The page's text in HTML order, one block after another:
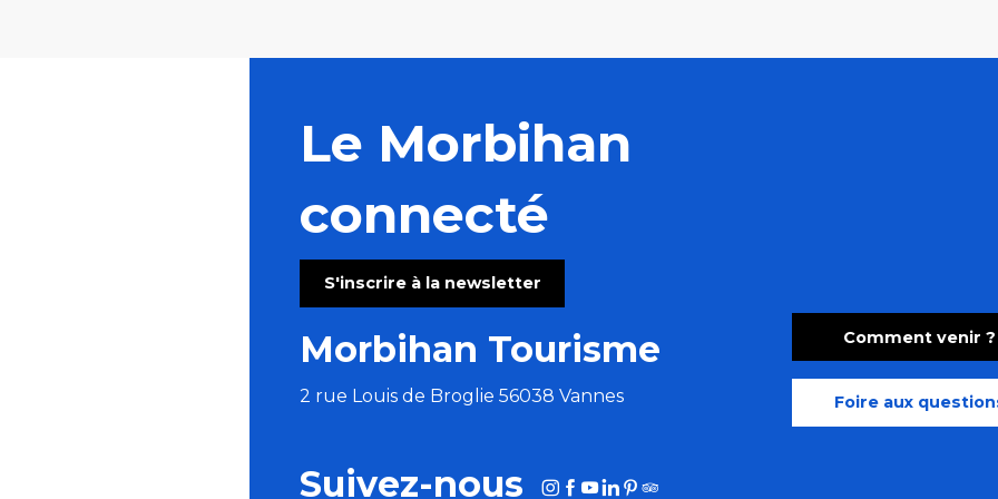
Le Morbihan
connecté
S'inscrire à la newsletter
Morbihan Tourisme
2 rue Louis de Broglie 56038 Vannes
Comment venir ?
Foire aux
Suivez-nous